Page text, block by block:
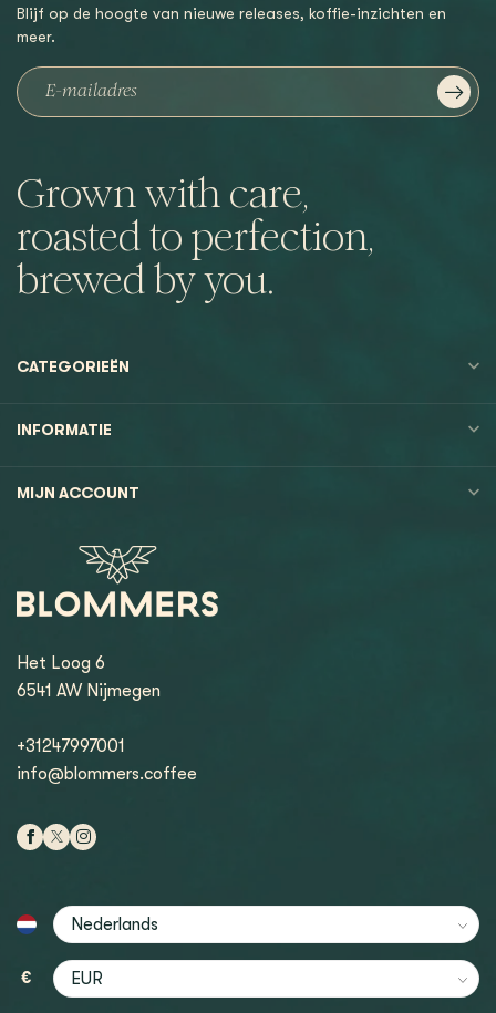
Grown with care,
roasted to perfection,
brewed by you.
Blijf op de hoogte van nieuwe releases, koffie-inzichten en
meer.
CATEGORIEËN
INFORMATIE
MIJN ACCOUNT
Het Loog 6
6541 AW Nijmegen
+31247997001
info@blommers.coffee
€